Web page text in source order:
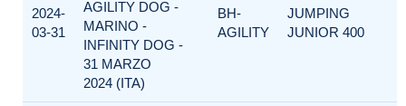
2024-
03-31
AGILITY DOG -
MARINO -
INFINITY DOG -
31 MARZO
2024 (ITA)
BH-
AGILITY
JUMPING
JUNIOR 400